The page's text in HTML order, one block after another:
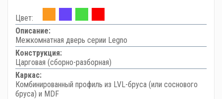
Цвет:
Описание:
Межкомнатная дверь серии Legno
Конструкция:
Царговая (сборно-разборная)
Каркас:
Комбинированный профиль из LVL-бруса (или соснового
бруса) и MDF